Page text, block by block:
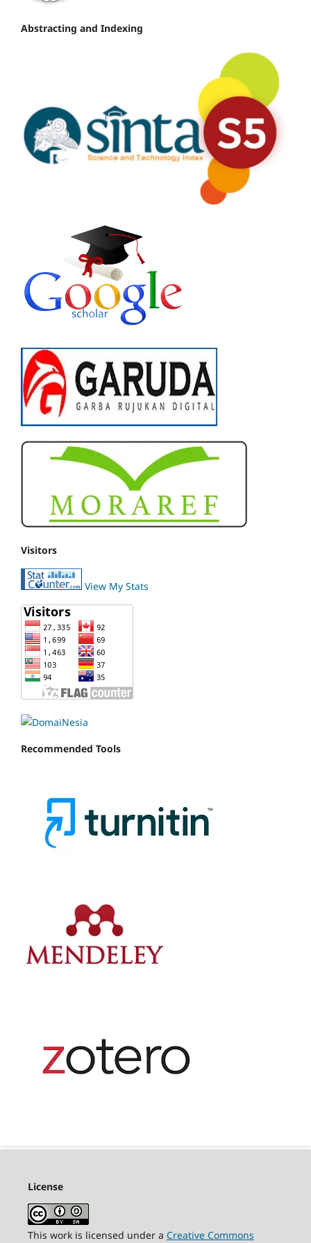
Abstracting and Indexing
Visitors
View My Stats
Recommended Tools
License
This work is licensed under a Creative Commons